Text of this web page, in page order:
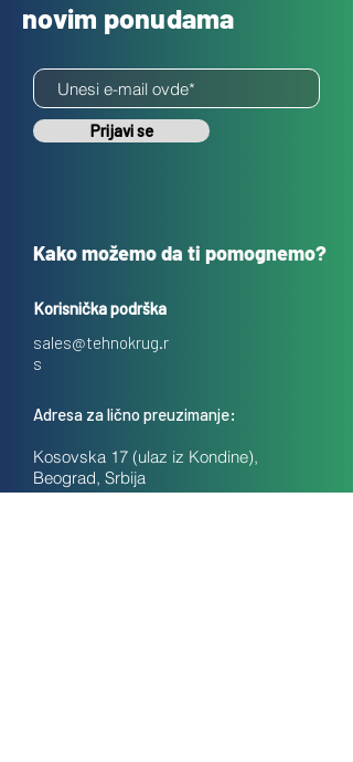
novim ponudama
Prijavi se
Kako možemo da ti pomognemo?
Korisnička podrška
sales@tehnokrug.r
s
Adresa za lično preuzimanje:
Kosovska 17 (ulaz iz Kondine),
Beograd, Srbija